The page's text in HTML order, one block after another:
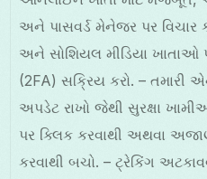
અને પાસવર્ડ મેનેજર પર વિચાર
અને સોશિયલ મીડિયા ખાતાઓ
(2FA) સક્રિય કરો. –
અપડેટ રાખો જેથી સુરક્ષા
પર ક્લિક કરવાથી અથવા
કરવાથી બચો. – ટ્રેકિંગ